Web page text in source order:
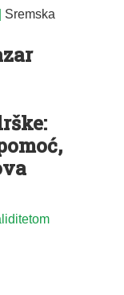
Sremska